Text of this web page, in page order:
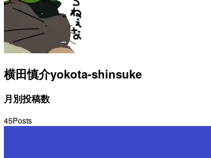
横田慎介yokota-shinsuke
月別投稿数
45Posts